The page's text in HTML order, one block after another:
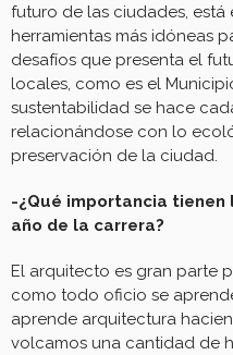
futuro de las ciudades, está
herramientas más idóneas
desafíos que presenta el
locales, como es el
sustentabilidad se hace
relacionándose con lo
preservación de la ciudad.
-¿Qué importancia
año de la carrera?
El arquitecto es gran parte
como todo oficio se
aprende arquitectura
volcamos una cantidad de